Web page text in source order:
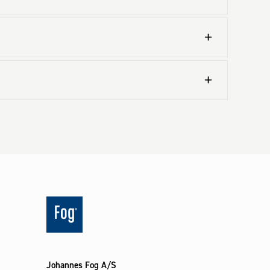
Johannes Fog A/S